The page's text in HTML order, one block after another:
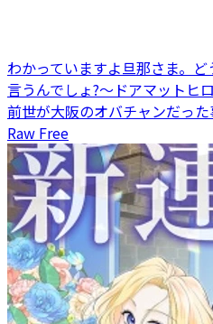
わかっていますよ旦那さま。
言うんでしょ?～ドアマットヒ
前世が大阪のオバチャンだっ
Raw Free